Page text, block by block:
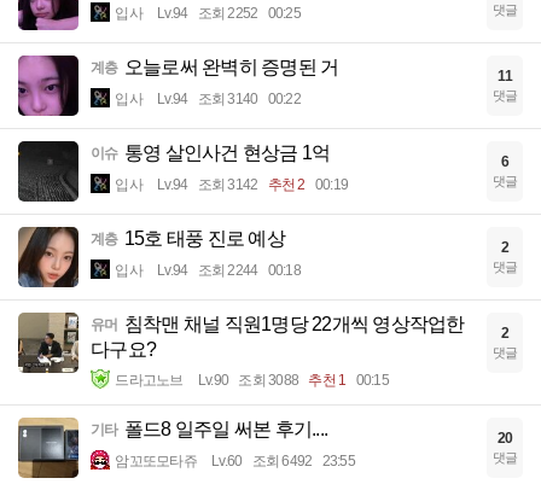
입사 Lv.94 조회 2252 00:25 댓글
계층 오늘로써 완벽히 증명된 거
입사 Lv.94 조회 3140 00:22
11
댓글
이슈 통영 살인사건 현상금 1억
입사 Lv.94 조회 3142 추천 2 00:19
6
댓글
계층 15호 태풍 진로 예상
입사 Lv.94 조회 2244 00:18
2
댓글
유머 침착맨 채널 직원1명당 22개씩 영상작업한
다구요?
드라고노브 Lv.90 조회 3088 추천 1 00:15
2
댓글
기타 폴드8 일주일 써본 후기....
암꼬또모타쥬 Lv.60 조회 6492 23:55
20
댓글